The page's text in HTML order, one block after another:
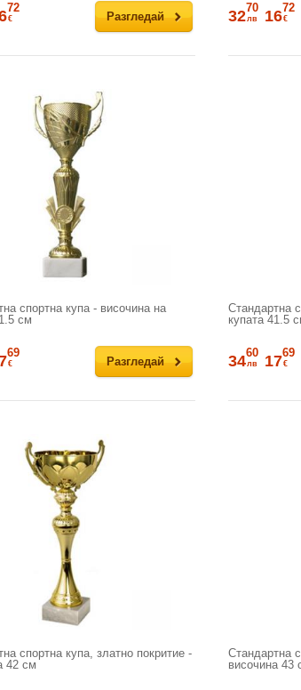
Разгледай
72
€ 3270
лв 1672
€
спортна купа - височина на
см
Разгледай
69
€
Стандартна
купата 41.5
3460
лв 1769
€
спортна купа, златно покритие -
42 см
Стандартна
височина 43